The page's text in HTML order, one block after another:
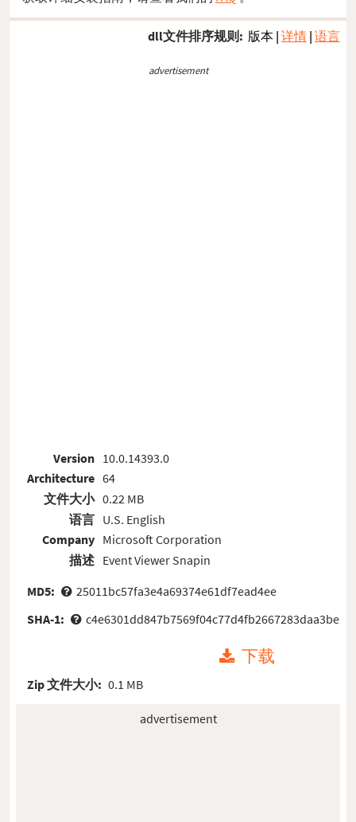
dll文件排序规则: 版本 | 详情 | 语言
advertisement
Version
Architecture
文件大小
语言
Company
描述
10.0.14393.0
64
0.22 MB
U.S. English
Microsoft Corporation
Event Viewer Snapin
MD5:
25011bc57fa3e4a69374e61df7ead4ee
SHA-1:
c4e6301dd847b7569f04c77d4fb2667283daa3be
下载
Zip 文件大小: 0.1 MB
advertisement